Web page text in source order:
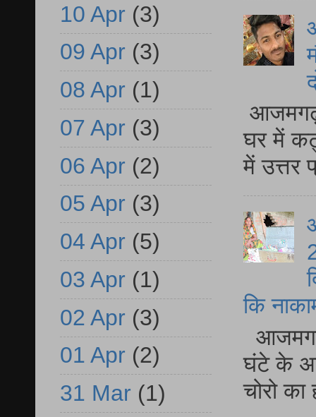
घर में
में
कि
घंटे के
चोरो
10 Apr (3)
09 Apr (3)
08 Apr (1)
07 Apr (3)
06 Apr (2)
05 Apr (3)
04 Apr (5)
03 Apr (1)
02 Apr (3)
01 Apr (2)
31 Mar (1)